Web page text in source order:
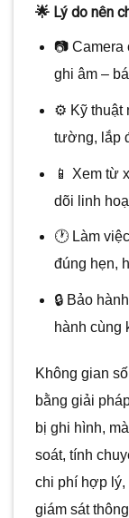
🌟 Lý do nên
📷 Camera
ghi âm –
⚙️ Kỹ thuật
tường, lắp
📱 Xem từ
dõi linh
🕐 Làm
đúng hẹn,
🔒 Bảo
hành cùng
Không gian
bằng giải
bị ghi hình,
soát, tính
chi phí hợp lý,
giám sát